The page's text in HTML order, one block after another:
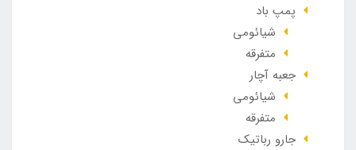
پمپ باد
شیائومی
متفرقه
جعبه آچار
شیائومی
متفرقه
جارو رباتیک